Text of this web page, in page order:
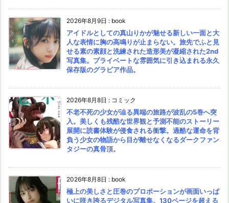
2026年8月9日 : book
アイドルとしての真山りかが魅せる新しい一面と大
人な表情に胸の高鳴りが止まらない。旅先でふと見
せる素の素顔と洗練された造形美が凝縮された2nd
写真集。プライベートな雰囲気に引き込まれる永久
保存版のグラビア作品。
2026年8月8日 : コミック
不老不死の少女が辿る異端の旅路が波乱の5巻へ突
入。美しくも残酷な世界観と予測不能のストーリー
展開に読書体験が侵食される衝撃。過酷な運命を背
負う少女の物語から目が離せなくなるダークファン
タジーの真骨頂。
2026年8月8日 : book
極上の美しさと圧巻のプロポーションが画面いっぱ
いに咲き誇るデジタル写真集。130ページを超える